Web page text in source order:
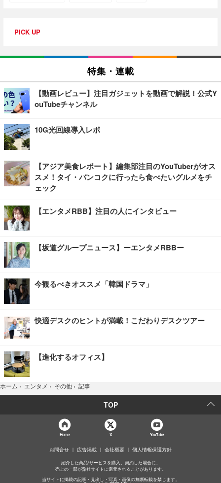
PICK UP
特集・連載
【動画レビュー】注目ガジェットを動画で解説！公式Y
ouTubeチャンネル
10G光回線導入レポ
【アジア美食レポート】編集部注目のYouTuberがオス
スメ！タイ・バンコクに行ったら食べたいグルメをチ
ェック
【エンタメRBB】注目の人にインタビュー
【坂道グループニュース】ーエンタメRBBー
今観るべきオススメ「韓国ドラマ」
快適デスクのヒントが満載！こだわりデスクツアー
【進化するオフィス】
ホーム › エンタメ › その他 › 記事
TOP
Home X YouTube
お問合せ 広告掲載 会社概要 個人情報保護方針
紹介した商品/サービスを購入、契約した場合に、
売上の一部が弊社サイトに還元されることがあります。
当サイトに掲載の記事・見出し・写真・画像の無断転載を禁じます。